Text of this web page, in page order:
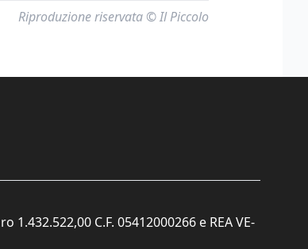
Riproduzione riservata © Il Piccolo
C.F. 05412000266 e REA VE-